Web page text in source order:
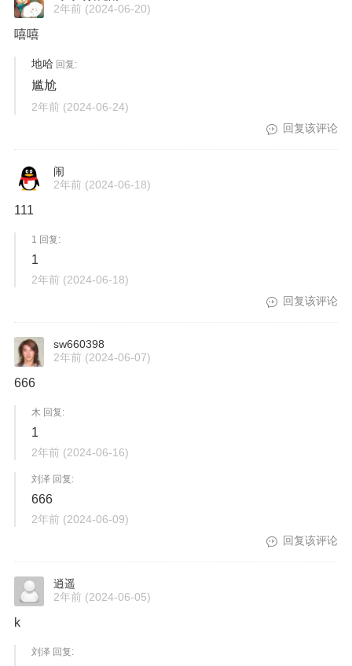
2年前 (2024-06-20)
嘻嘻
地哈 回复:
尴尬
2年前 (2024-06-24)
回复该评论
闹
2年前 (2024-06-18)
111
1 回复:
1
2年前 (2024-06-18)
回复该评论
sw660398
2年前 (2024-06-07)
666
木 回复:
1
2年前 (2024-06-16)
刘泽 回复:
666
2年前 (2024-06-09)
回复该评论
逍遥
2年前 (2024-06-05)
k
刘泽 回复: